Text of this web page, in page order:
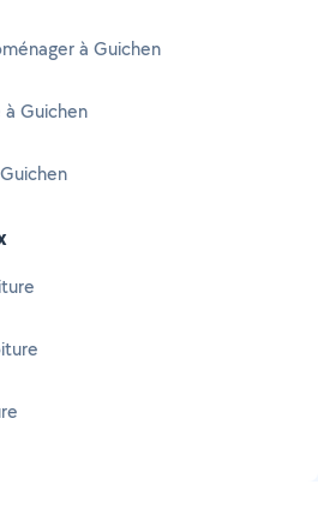
à Guichen
Guichen